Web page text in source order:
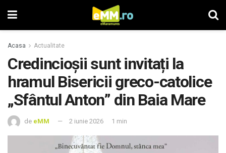
Acasa Actualitate
Credincioșii sunt invitați la
hramul Bisericii greco-catolice
„Sfântul Anton” din Baia Mare
de eMM 2 iunie 2026 1 min